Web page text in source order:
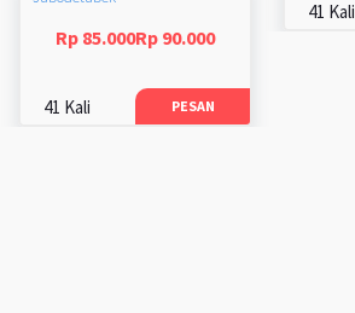
41 Kali
Rp 85.000Rp 90.000
41 Kali PESAN